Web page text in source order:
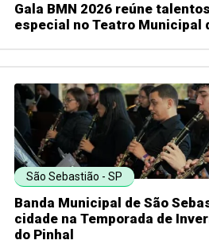
Gala BMN 2026 reúne
especial no Teatro Municipal
São Sebastião - SP
Banda Municipal de São
cidade na Temporada de
do Pinhal